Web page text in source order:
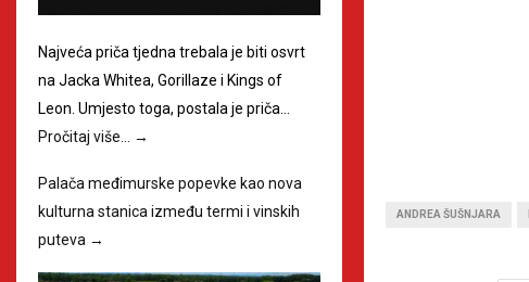
ANDREA ŠUŠNJARA
Najveća priča tjedna trebala je biti osvrt
na Jacka Whitea, Gorillaze i Kings of
Leon. Umjesto toga, postala je priča…
Pročitaj više…
→
Palača međimurske popevke kao nova
kulturna stanica između termi i vinskih
puteva →